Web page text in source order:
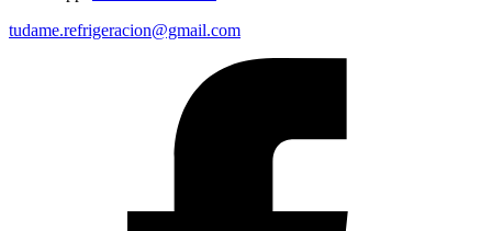
tudame.refrigeracion@gmail.com